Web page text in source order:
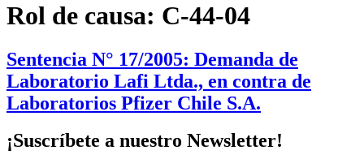
Rol de causa: C-44-04
Sentencia N° 17/2005: Demanda de
Laboratorio Lafi Ltda., en contra de
Laboratorios Pfizer Chile S.A.
¡Suscríbete a nuestro Newsletter!